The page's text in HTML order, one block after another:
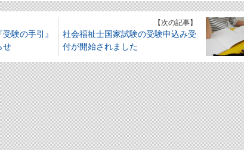
験の手引』
せ
【次の記事】
社会福祉士国家試験の受験申込み受
付が開始されました